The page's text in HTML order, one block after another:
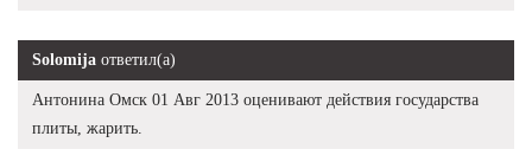
Solomija ответил(а)
Антонина Омск 01 Авг 2013 оценивают действия государства
плиты, жарить.